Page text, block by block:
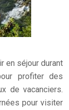
en séjour durant
profiter des
de vacanciers.
pour visiter